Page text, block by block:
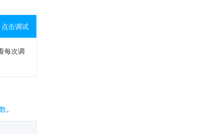
点击调试
每次调
。